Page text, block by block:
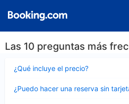
Las 10 preguntas más
¿Qué incluye el precio?
cerrado
¿Puedo hacer una reserva sin
cerrado